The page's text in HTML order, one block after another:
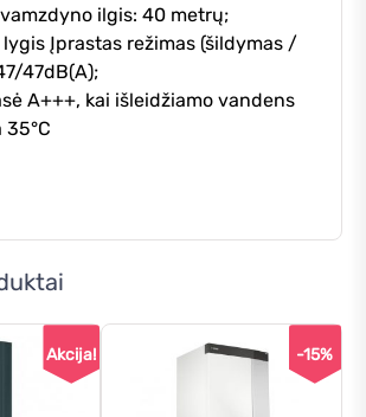
ilgis: 40 metrų;
lygis Įprastas režimas (šildymas /
47dB(A);
A+++, kai išleidžiamo vandens
Akcija! -15%